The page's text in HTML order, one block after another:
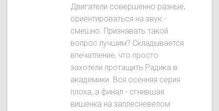
Двигатели совершенно разные,
ориентироваться на звук -
смешно. Признавать такой
вопрос лучшим? Складывается
впечатление, что просто
захотели протащить Радика в
академики. Вся осенняя серия
плоха, а финал - сгнившая
вишенка на заплесневелом